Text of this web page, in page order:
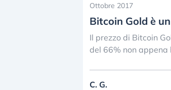
Ottobre 2017
Bitcoin Gold è
Il prezzo di Bitcoin
del 66% non
C. G.